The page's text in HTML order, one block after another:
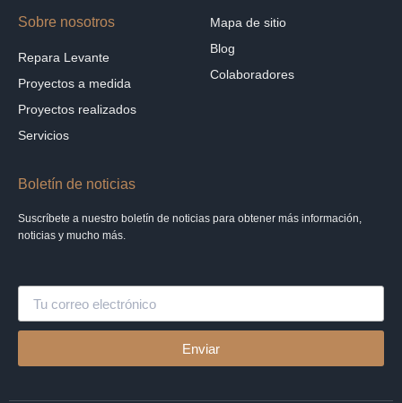
Sobre nosotros
Repara Levante
Proyectos a medida
Proyectos realizados
Servicios
Mapa de sitio
Blog
Colaboradores
Boletín de noticias
Suscríbete a nuestro boletín de noticias para obtener más información,
noticias y mucho más.
Enviar